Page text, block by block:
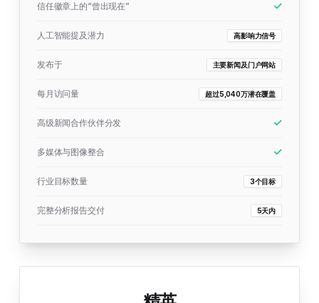
信任徽章上的“曾出现在”
人工智能提及潜力 高影响力信号
发布于 主要新闻及门户网站
每月访问量 超过5,040万潜在覆盖
高级新闻合作伙伴分发
多媒体与图像整合
行业目标数量 3个目标
完整分析报告交付 5天内